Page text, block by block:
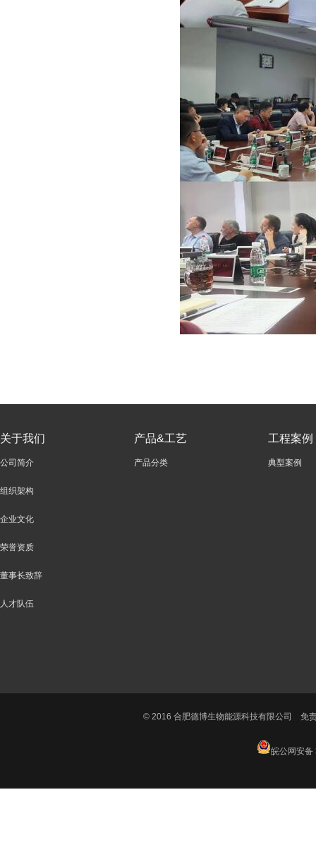
关于我们
公司简介
组织架构
企业文化
荣誉资质
董事长致辞
人才队伍
产品&工艺
产品分类
工程案例
典型案例
© 2016 合肥德博生物能源科技有限公司 免
皖公网安